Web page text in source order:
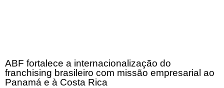
ABF fortalece a internacionalização do
franchising brasileiro com missão empresarial ao
Panamá e à Costa Rica